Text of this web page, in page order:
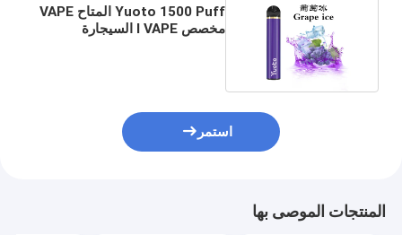
Yuoto 1500 Puff المتاح VAPE
مخصص I VAPE السيجارة
استمر
المنتجات الموصى بها